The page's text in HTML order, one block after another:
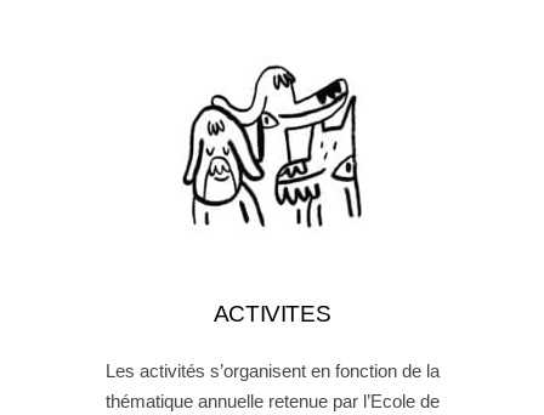
ACTIVITES
Les activités s’organisent en fonction de la
thématique annuelle retenue par l’Ecole de